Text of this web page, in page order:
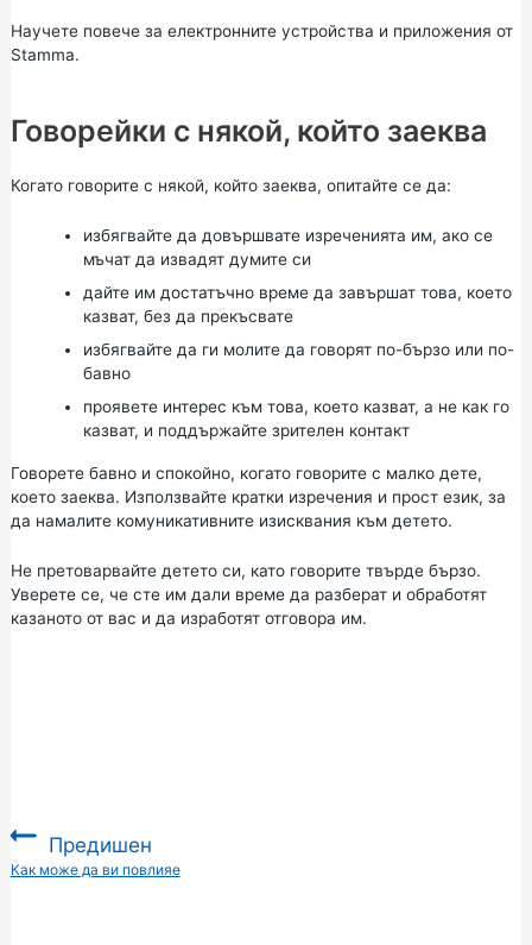
Научете повече за електронните устройства и приложения от
Stamma.
Говорейки с някой, който заеква
Когато говорите с някой, който заеква, опитайте се да:
избягвайте да довършвате изреченията им, ако се
мъчат да извадят думите си
дайте им достатъчно време да завършат това, което
казват, без да прекъсвате
избягвайте да ги молите да говорят по-бързо или по-
бавно
проявете интерес към това, което казват, а не как го
казват, и поддържайте зрителен контакт
Говорете бавно и спокойно, когато говорите с малко дете,
което заеква. Използвайте кратки изречения и прост език, за
да намалите комуникативните изисквания към детето.
Не претоварвайте детето си, като говорите твърде бързо.
Уверете се, че сте им дали време да разберат и обработят
казаното от вас и да изработят отговора им.
Предишен
:Как може да ви повлияе